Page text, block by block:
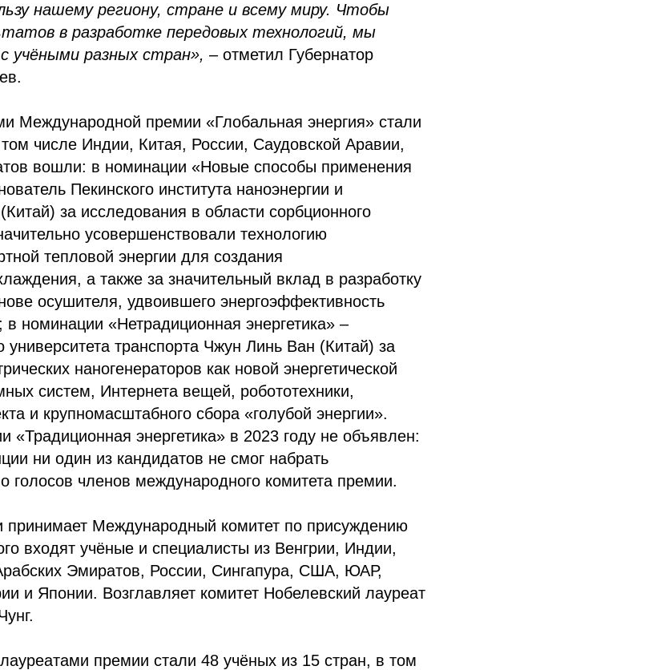
нашему региону, стране и всему миру. Чтобы
в разработке передовых технологий, мы
учёными разных стран», – отметил Губернатор
Международной премии «Глобальная энергия» стали
числе Индии, Китая, России, Саудовской Аравии,
вошли: в номинации «Новые способы применения
Пекинского института наноэнергии и
за исследования в области сорбционного
усовершенствовали технологию
тепловой энергии для создания
а также за значительный вклад в разработку
осушителя, удвоившего энергоэффективность
номинации «Нетрадиционная энергетика» –
транспорта Чжун Линь Ван (Китай) за
наногенераторов как новой энергетической
систем, Интернета вещей, робототехники,
и крупномасштабного сбора «голубой энергии».
«Традиционная энергетика» в 2023 году не объявлен:
ни один из кандидатов не смог набрать
голосов членов международного комитета премии.
принимает Международный комитет по присуждению
входят учёные и специалисты из Венгрии, Индии,
Эмиратов, России, Сингапура, США, ЮАР,
и Японии. Возглавляет комитет Нобелевский лауреат
премии стали 48 учёных из 15 стран, в том